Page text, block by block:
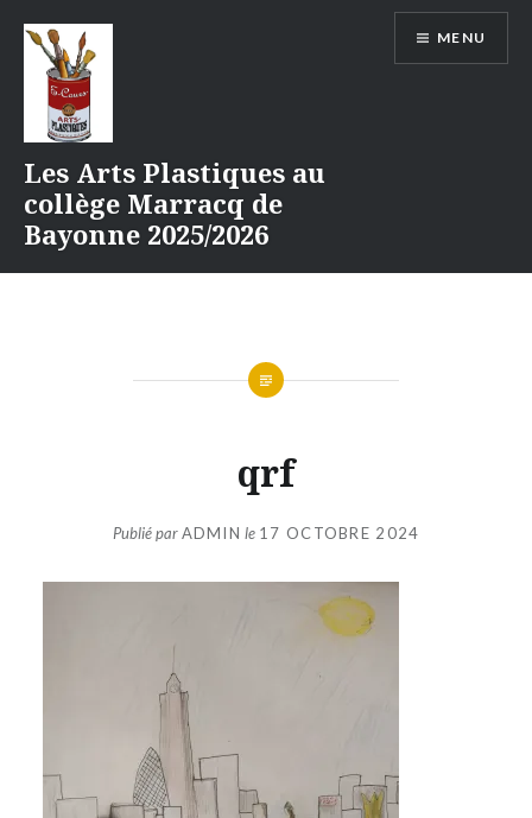
contenu
Les Arts Plastiques au
collège Marracq de
Bayonne 2025/2026
MENU
qrf
Publié parADMIN le 17 OCTOBRE 2024